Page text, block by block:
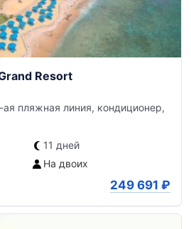
Resort
пляжная линия, кондиционер,
11 дней
На двоих
249 691 ₽